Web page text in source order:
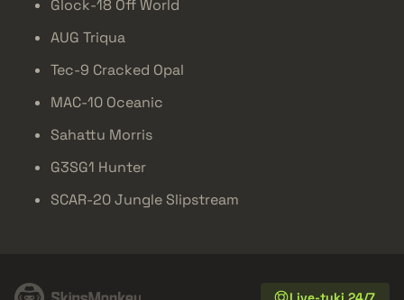
Glock-18 Off World
AUG Triqua
Tec-9 Cracked Opal
MAC-10 Oceanic
Sahattu Morris
G3SG1 Hunter
SCAR-20 Jungle Slipstream